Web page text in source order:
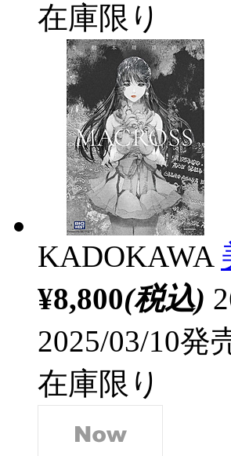
在庫限り
KADOKAWA
¥8,800(税込)
2025/03/10発
在庫限り